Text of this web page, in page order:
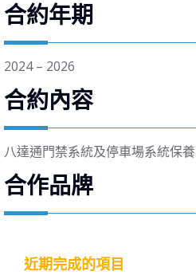
合約年期
2024 – 2026
合約內容
八達通門禁系統及停車場系統保養
合作品牌
近期完成的項目